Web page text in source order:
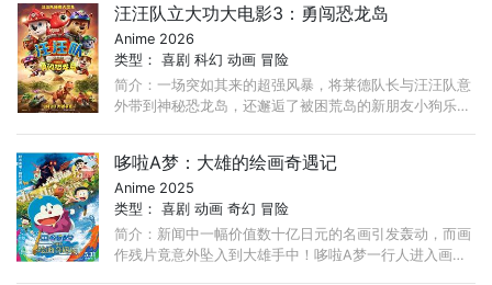
第651集
第650集
第649集
第648集
第647集
第645集
第644集
第643集
第642集
第641集
第640集
第639集
第638集
第636集
第635集
第633集
第632集
第631集
第630集
第629集
第628集
汪汪队立大功大电影3：勇闯恐龙岛
Anime 2026
类型：喜剧 科幻 动画 冒险
简介：一场突如其来的超强风暴，将莱德队长与汪汪队意
外带到神秘恐龙岛，还邂逅了被困荒岛的新朋友小狗乐
哆啦A梦：大雄的绘画奇遇记
Anime 2025
类型：喜剧 动画 奇幻 冒险
简介：新闻中一幅价值数十亿日元的名画引发轰动，而画
作残片竟意外坠入到大雄手中！哆啦A梦一行人进入画中